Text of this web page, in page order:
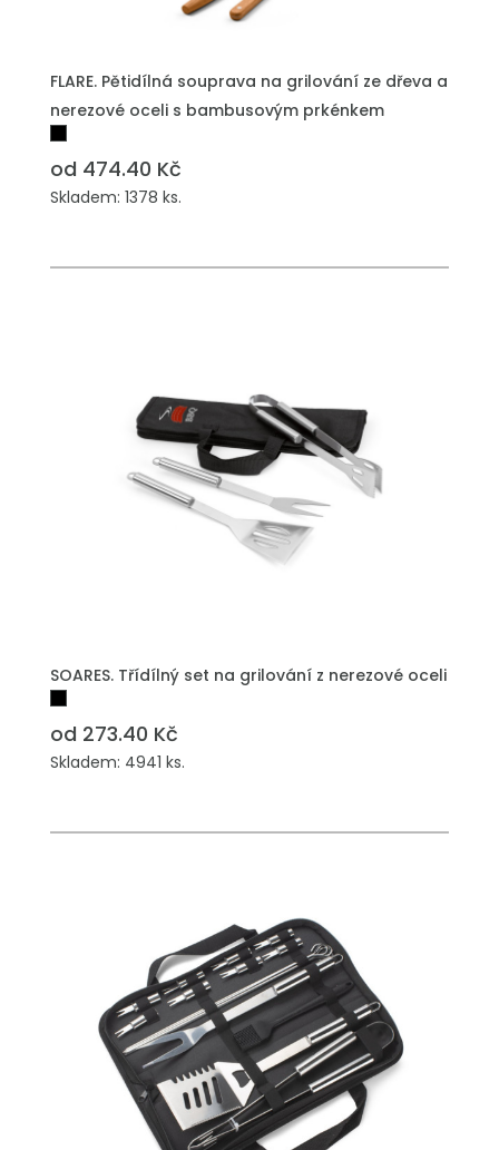
FLARE. Pětidílná souprava na grilování ze dřeva a
nerezové oceli s bambusovým prkénkem
od 474.40 Kč
Skladem: 1378 ks.
SOARES. Třídílný set na grilování z nerezové oceli
od 273.40 Kč
Skladem: 4941 ks.